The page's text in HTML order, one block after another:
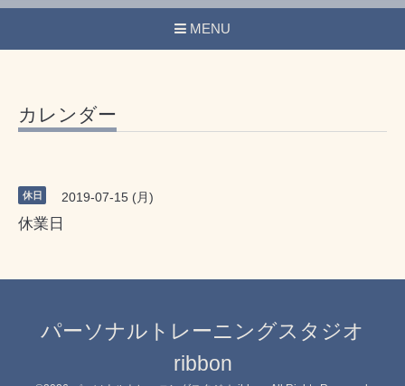
MENU
カレンダー
休日 2019-07-15 (月)
休業日
パーソナルトレーニングスタジオ
ribbon